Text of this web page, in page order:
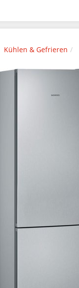
Kühlen & Gefrieren